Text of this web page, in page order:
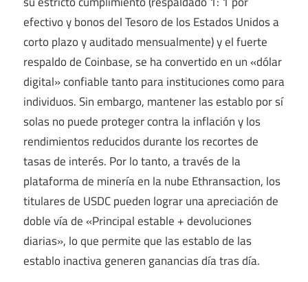
efectivo y bonos del Tesoro de los Estados Unidos a
corto plazo y auditado mensualmente) y el fuerte
respaldo de Coinbase, se ha convertido en un «dólar
digital» confiable tanto para instituciones como para
individuos. Sin embargo, mantener las establo por sí
solas no puede proteger contra la inflación y los
rendimientos reducidos durante los recortes de
tasas de interés. Por lo tanto, a través de la
plataforma de minería en la nube Ethransaction, los
titulares de USDC pueden lograr una apreciación de
doble vía de «Principal estable + devoluciones
diarias», lo que permite que las establo de las
establo inactiva generen ganancias día tras día.